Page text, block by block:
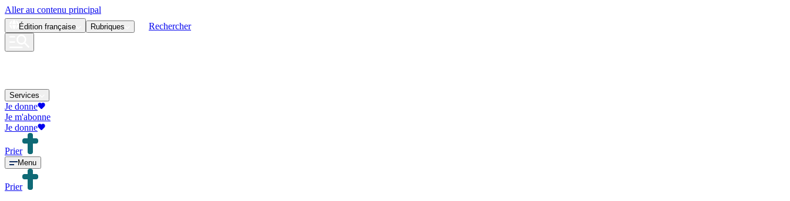
Aller au contenu principal
Édition française Rubriques Rechercher
Services
Je donne
Je m'abonne
Je donne
Prier
Menu
Prier